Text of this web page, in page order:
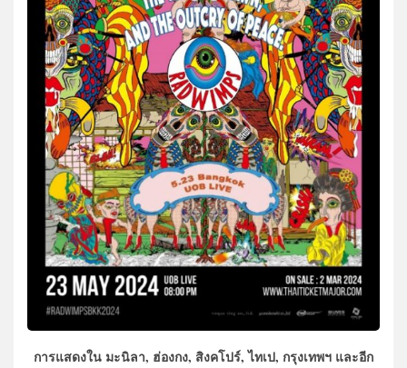
การแสดงใน มะนิลา, ฮ่องกง, สิงคโปร์, ไทเป, กรุงเทพฯ และอีก